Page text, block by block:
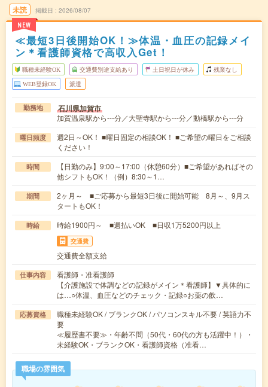
未読
NEW
掲載日 2026/08/07
≪最短3日後開始OK！≫体温・血圧の記録メイ
ン＊看護師資格で高収入Get！
職種未経験OK 交通費別途支給あり 土日祝日が休み 残業なし
WEB登録OK 派遣
勤務地 石川県加賀市
加賀温泉駅から---分／大聖寺駅から---分／動橋駅から---分
曜日頻度
週2日～OK！ ■曜日固定の相談OK！ ■ご希望の曜日をご相談
ください！
時間
【日勤のみ】9:00～17:00（休憩60分）■ご希望があればその
他シフトもOK！（例）8:30～1…
期間
2ヶ月～ ■ご応募から最短3日後に開始可能 8月～、9月ス
タートもOK！
時給 時給1900円～ ■週払いOK ■日収1万5200円以上
交通費
交通費全額支給
仕事内容
看護師・准看護師
【介護施設で体調などの記録がメイン＊看護師】▼具体的に
は…○体温、血圧などのチェック・記録○お薬の飲…
応募資格
職種未経験OK / ブランクOK / パソコンスキル不要 / 英語力不
要
≪履歴書不要≫・年齢不問（50代・60代の方も活躍中！）・
未経験OK・ブランクOK・看護師資格（准看…
職場の雰囲気